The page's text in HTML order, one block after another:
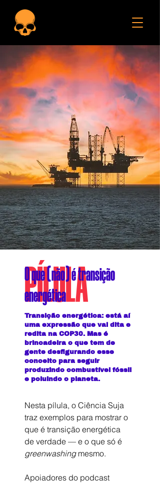
PÍLULA
O que (não) é transição
energética
Transição energética: está aí
uma expressão que vai dita e
redita na COP30. Mas é
brincadeira o que tem de
gente desfigurando esse
conceito para seguir
produzindo combustível fóssil
e poluindo o planeta.
Nesta pílula, o Ciência Suja
traz exemplos para mostrar o
que é transição energética
de verdade — e o que só é
greenwashing mesmo.
Apoiadores do podcast